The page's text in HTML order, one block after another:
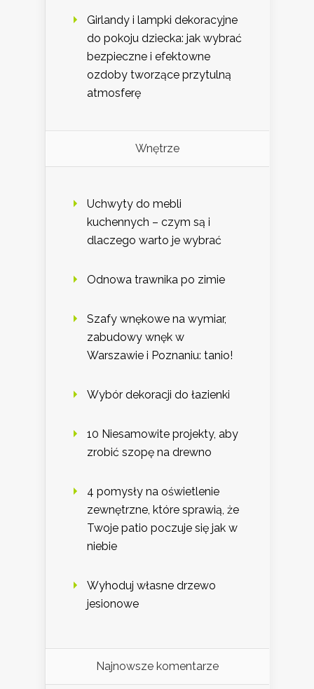
Girlandy i lampki dekoracyjne
do pokoju dziecka: jak wybrać
bezpieczne i efektowne
ozdoby tworzące przytulną
atmosferę
Wnętrze
Uchwyty do mebli
kuchennych – czym są i
dlaczego warto je wybrać
Odnowa trawnika po zimie
Szafy wnękowe na wymiar,
zabudowy wnęk w
Warszawie i Poznaniu: tanio!
Wybór dekoracji do łazienki
10 Niesamowite projekty, aby
zrobić szopę na drewno
4 pomysły na oświetlenie
zewnętrzne, które sprawią, że
Twoje patio poczuje się jak w
niebie
Wyhoduj własne drzewo
jesionowe
Najnowsze komentarze